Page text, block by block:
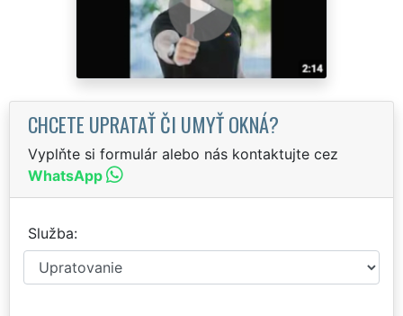
CHCETE UPRATAŤ ČI UMYŤ OKNÁ?
Vyplňte si formulár alebo nás kontaktujte cez
WhatsApp
Služba